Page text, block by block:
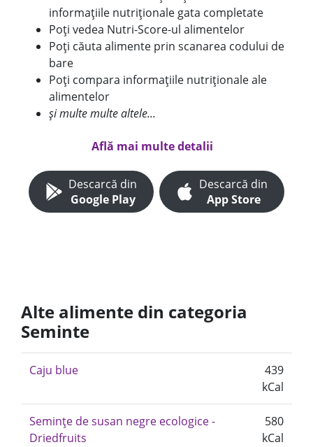
informațiile nutriționale gata completate
Poți vedea Nutri-Score-ul alimentelor
Poți căuta alimente prin scanarea codului de
bare
Poți compara informațiile nutriționale ale
alimentelor
și multe multe altele...
Află mai multe detalii
Descarcă din
Google Play
Descarcă din
App Store
Alte alimente din categoria
Seminte
Caju blue
439
kCal
Semințe de susan negre ecologice -
Driedfruits
580
kCal